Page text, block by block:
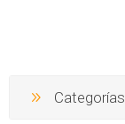
Categorías